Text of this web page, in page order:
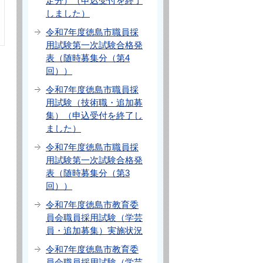
しました）
令和7年度徳島市職員採
用試験第一次試験合格発
表（随時募集分（第4
回））
令和7年度徳島市職員採
用試験（技術職・追加募
集）（申込受付を終了し
ました）
令和7年度徳島市職員採
用試験第一次試験合格発
表（随時募集分（第3
回））
令和7年度徳島市教育委
員会職員採用試験（学芸
員・追加募集）実施状況
令和7年度徳島市教育委